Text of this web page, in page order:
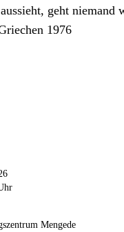
geht niemand
1976
Mengede